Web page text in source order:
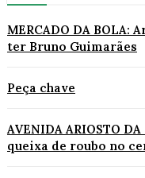
MERCADO DA BOLA:
ter Bruno Guimarães
Peça chave
AVENIDA ARIOSTO
queixa de roubo no